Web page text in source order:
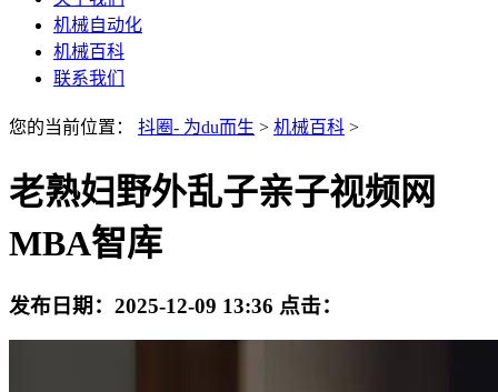
机械自动化
机械百科
联系我们
您的当前位置： 抖圈- 为du而生 > 机械百科 >
老熟妇野外乱子亲子视频网
MBA智库
发布日期： 2025-12-09 13:36 点击：